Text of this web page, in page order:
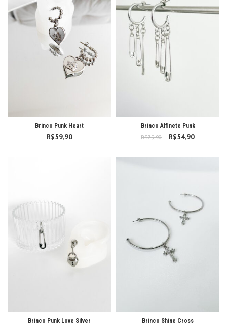
Brinco Punk Heart
R$59,90
Brinco Alfinete Punk
R$79,90
O preço original
R$54,90
R$54,90.
Brinco Punk Love Silver Brinco Shine Cross